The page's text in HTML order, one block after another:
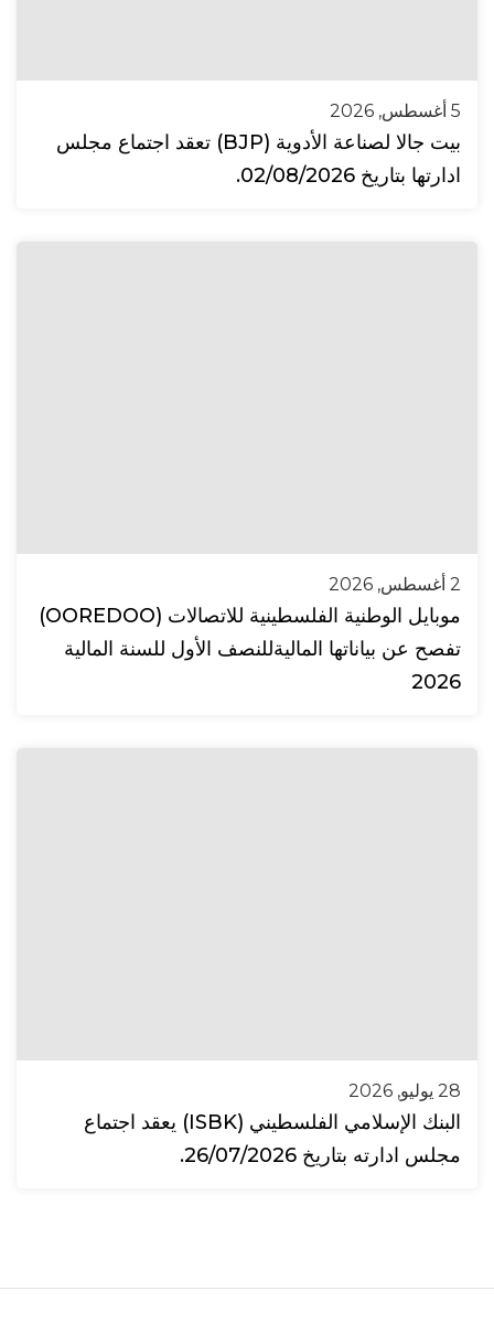
5 أغسطس, 2026
بيت جالا لصناعة الأدوية (BJP) تعقد اجتماع مجلس
ادارتها بتاريخ 02/08/2026.
2 أغسطس, 2026
موبايل الوطنية الفلسطينية للاتصالات (OOREDOO)
تفصح عن بياناتها الماليةللنصف الأول للسنة المالية
2026
28 يوليو, 2026
البنك الإسلامي الفلسطيني (ISBK) يعقد اجتماع
مجلس ادارته بتاريخ 26/07/2026.